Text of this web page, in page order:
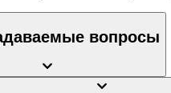
вопросы